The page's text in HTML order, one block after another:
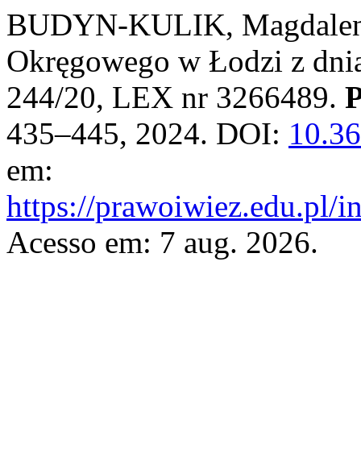
BUDYN-KULIK,
Okręgowego w Łodzi z
244/20, LEX nr 3266489.
435–445, 2024. DOI:
em:
https://prawoiwiez.edu.pl/
Acesso em: 7 aug. 2026.